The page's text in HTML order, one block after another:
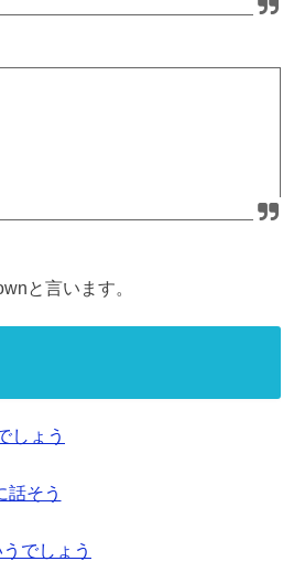
と言います。
しょう
話そう
でしょう